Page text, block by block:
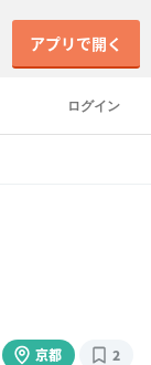
ログイン
アプリで開く
京都 2